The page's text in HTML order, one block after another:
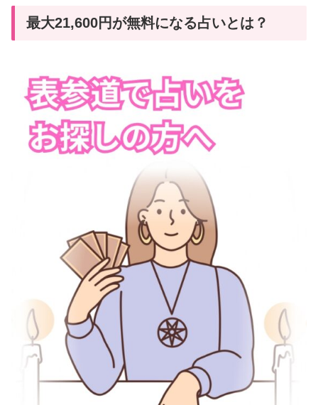
最大21,600円が無料になる占いとは？